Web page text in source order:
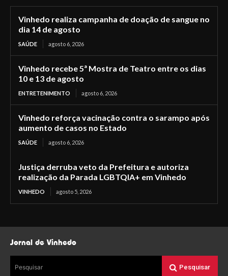
Vinhedo realiza campanha de doação de sangue no
dia 14 de agosto
SAÚDE agosto 6, 2026
Vinhedo recebe 5ª Mostra de Teatro entre os dias
10 e 13 de agosto
ENTRETENIMENTO agosto 6, 2026
Vinhedo reforça vacinação contra o sarampo após
aumento de casos no Estado
SAÚDE agosto 6, 2026
Justiça derruba veto da Prefeitura e autoriza
realização da Parada LGBTQIA+ em Vinhedo
VINHEDO agosto 5, 2026
Jornal de Vinhedo
Pesquisar Pesquisar